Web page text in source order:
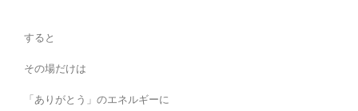
すると
その場だけは
「ありがとう」のエネルギーに